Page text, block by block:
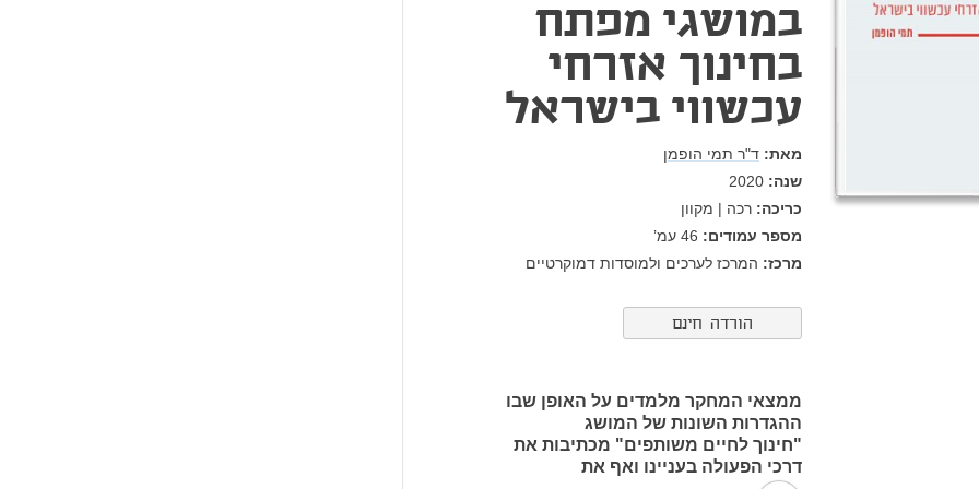
במושגי מפתח
בחינוך אזרחי
עכשווי בישראל
מאת: ד"ר תמי הופמן
שנה: 2020
כריכה: רכה | מקוון
מספר עמודים: 46 עמ’
מרכז: המרכז לערכים ולמוסדות דמוקרטיים
הורדה חינם
ממצאי המחקר מלמדים על האופן שבו
ההגדרות השונות של המושג
"חינוך לחיים משותפים" מכתיבות את
דרכי הפעולה בעניינו ואף את